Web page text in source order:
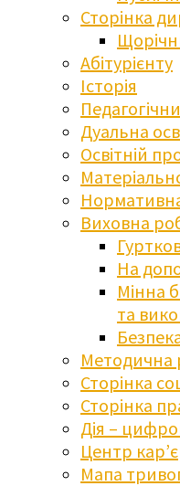
Сторінка
Абітурієнту
Історія
Дуальна
Освітній
Виховна
На
Мінна
та
Методична
Сторінка
Сторінка
Дія –
Центр
Мапа